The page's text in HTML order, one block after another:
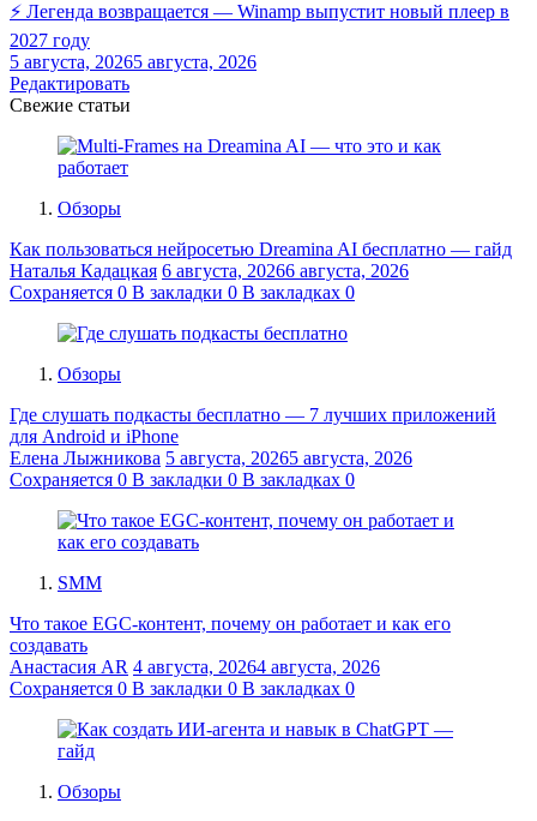
⚡ Легенда возвращается — Winamp выпустит новый плеер в
2027 году
5 августа, 20265 августа, 2026
Редактировать
Свежие статьи
Обзоры
Как пользоваться нейросетью Dreamina AI бесплатно — гайд
Наталья Кадацкая 6 августа, 20266 августа, 2026
Сохраняется 0 В закладки 0 В закладках 0
Обзоры
Где слушать подкасты бесплатно — 7 лучших приложений
для Android и iPhone
Елена Лыжникова 5 августа, 20265 августа, 2026
Сохраняется 0 В закладки 0 В закладках 0
SMM
Что такое EGC-контент, почему он работает и как его
создавать
Анастасия AR 4 августа, 20264 августа, 2026
Сохраняется 0 В закладки 0 В закладках 0
Обзоры